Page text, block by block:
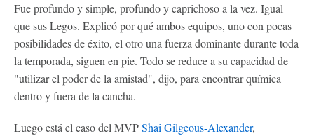
Fue profundo y simple, profundo y caprichoso a la vez. Igual
que sus Legos. Explicó por qué ambos equipos, uno con pocas
posibilidades de éxito, el otro una fuerza dominante durante toda
la temporada, siguen en pie. Todo se reduce a su capacidad de
"utilizar el poder de la amistad", dijo, para encontrar química
dentro y fuera de la cancha.
Luego está el caso del MVPShai Gilgeous-Alexander,